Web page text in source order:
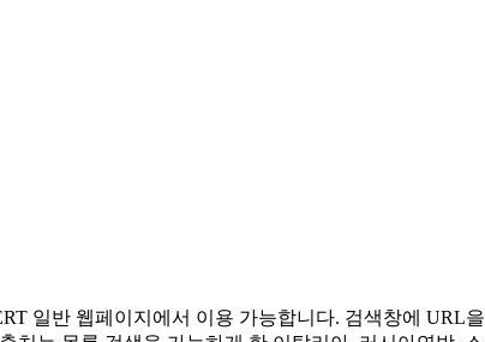
일반 웹페이지에서 이용 가능합니다. 검색창에